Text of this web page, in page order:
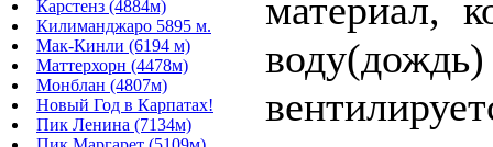
Карстенз (4884м)
Килиманджаро 5895 м.
Мак-Кинли (6194 м)
Маттерхорн (4478м)
Монблан (4807м)
Новый Год в Карпатах!
Пик Ленина (7134м)
материал,